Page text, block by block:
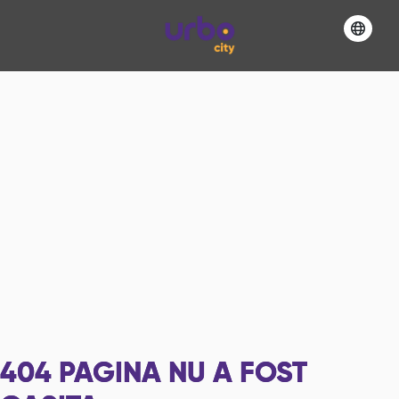
404 PAGINA NU A FOST